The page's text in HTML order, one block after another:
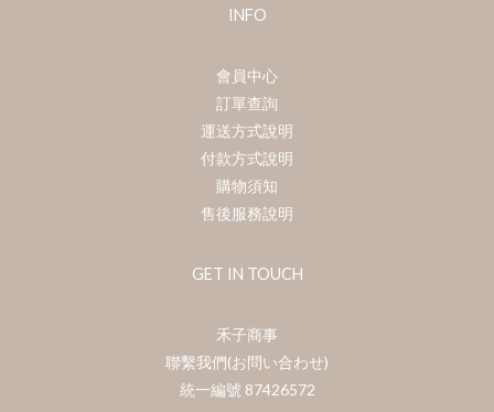
INFO
會員中心
訂單查詢
運送方式說明
付款方式說明
購物須知
售後服務說明
GET IN TOUCH
禾子商事
聯繫我們(お問い合わせ)
統一編號 87426572